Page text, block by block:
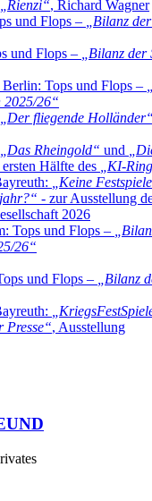
Rienzi“, Richard Wagner
und Flops –
Bilanz
und Flops –
Bilanz der
Berlin: Tops und Flops –
2025/26“
Der fliegende Holländer“
Das Rheingold“ und
Hälfte des
KI-
Keine
“ - zur Ausstellung
2026
Tops und Flops –
26“
und Flops –
Bilanz
Presse“, Ausstellung